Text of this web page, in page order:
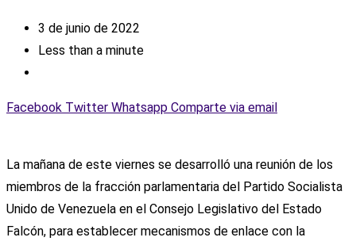
3 de junio de 2022
Less than a minute
Facebook Twitter Whatsapp Comparte via email
La mañana de este viernes se desarrolló una reunión de los
miembros de la fracción parlamentaria del Partido Socialista
Unido de Venezuela en el Consejo Legislativo del Estado
Falcón, para establecer mecanismos de enlace con la